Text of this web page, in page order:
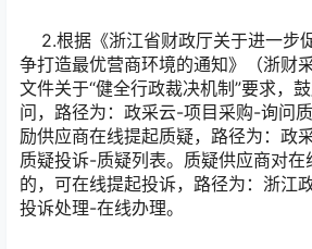
2.根据《浙江省财政厅关于进一步
争打造最优营商环境的通知》（浙财
文件关于“健全行政裁决机制”要求，
问，路径为：政采云-项目采购-询问
励供应商在线提起质疑，路径为：政
质疑投诉-质疑列表。质疑供应商对在
的，可在线提起投诉，路径为：浙江
投诉处理-在线办理。